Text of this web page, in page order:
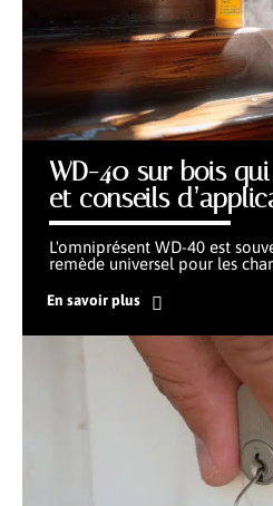
WD-40 sur bois
et conseils
L'omniprésent WD-40 est
remède universel pour les
En savoir plus